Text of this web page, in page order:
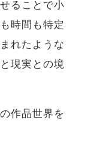
ることで小
時間も特定
れたような
現実との境
作品世界を